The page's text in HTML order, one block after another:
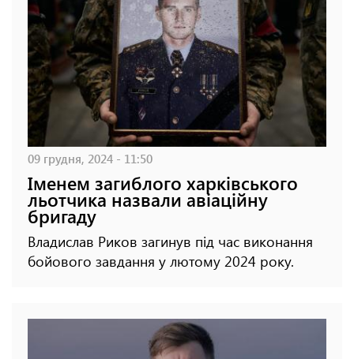
09 грудня, 2024 - 11:50
Іменем загиблого харківського
льотчика назвали авіаційну
бригаду
Владислав Риков загинув під час виконання
бойового завдання у лютому 2024 року.